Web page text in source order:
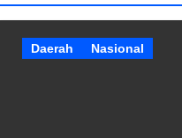
Daerah Nasional